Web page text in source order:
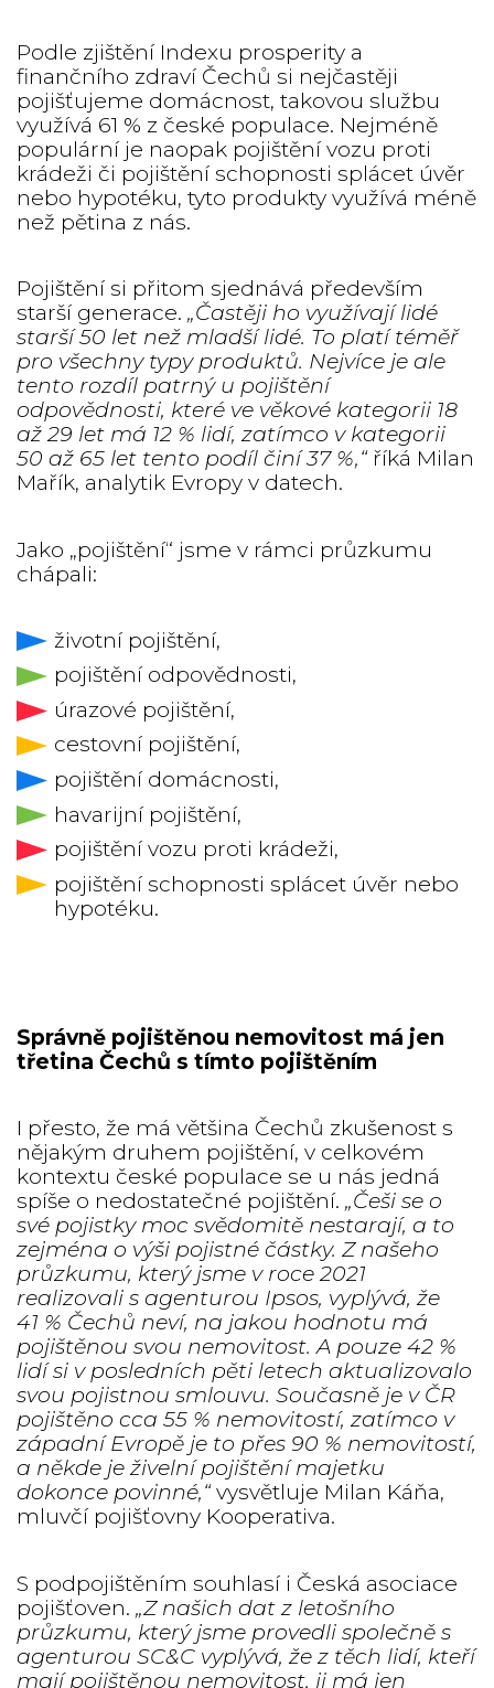
Podle zjištění Indexu prosperity a
finančního zdraví Čechů si nejčastěji
pojišťujeme domácnost, takovou službu
využívá 61 % z české populace. Nejméně
populární je naopak pojištění vozu proti
krádeži či pojištění schopnosti splácet úvěr
nebo hypotéku, tyto produkty využívá méně
než pětina z nás.
Pojištění si přitom sjednává především
starší generace.„Častěji ho využívají lidé
starší 50 let než mladší lidé. To platí téměř
pro všechny typy produktů. Nejvíce je ale
tento rozdíl patrný u pojištění
odpovědnosti, které ve věkové kategorii 18
až 29 let má 12 % lidí, zatímco v kategorii
50 až 65 let tento podíl činí 37 %,“říká Milan
Mařík, analytik Evropy v datech.
Jako „pojištění“ jsme v rámci průzkumu
chápali:
životní pojištění,
pojištění odpovědnosti,
úrazové pojištění,
cestovní pojištění,
pojištění domácnosti,
havarijní pojištění,
pojištění vozu proti krádeži,
pojištění schopnosti splácet úvěr nebo
hypotéku.
Správně pojištěnou nemovitost má jen
třetina Čechů s tímto pojištěním
I přesto, že má většina Čechů zkušenost s
nějakým druhem pojištění, v celkovém
kontextu české populace se u nás jedná
spíše o nedostatečné pojištění.„Češi se o
své pojistky moc svědomitě nestarají, a to
zejména o výši pojistné částky. Z našeho
průzkumu, který jsme v roce 2021
realizovali s agenturou Ipsos, vyplývá, že
41 % Čechů neví, na jakou hodnotu má
pojištěnou svou nemovitost. A pouze 42 %
lidí si v posledních pěti letech aktualizovalo
svou pojistnou smlouvu. Současně je v ČR
pojištěno cca 55 % nemovitostí, zatímco v
západní Evropě je to přes 90 % nemovitostí,
a někde je živelní pojištění majetku
dokonce povinné,“vysvětluje Milan Káňa,
mluvčí pojišťovny Kooperativa.
S podpojištěním souhlasí i Česká asociace
pojišťoven.„Z našich dat z letošního
průzkumu, který jsme provedli společně s
agenturou SC&C vyplývá, že z těch lidí, kteří
mají pojištěnou nemovitost, ji má jen